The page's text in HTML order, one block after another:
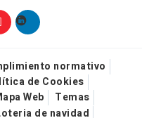
normativo
de Cookies
Web
Temas
de navidad